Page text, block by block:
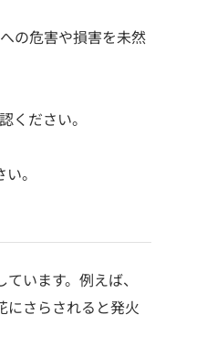
の危害や損害を未然
ください。
。
います。例えば、
にさらされると発火